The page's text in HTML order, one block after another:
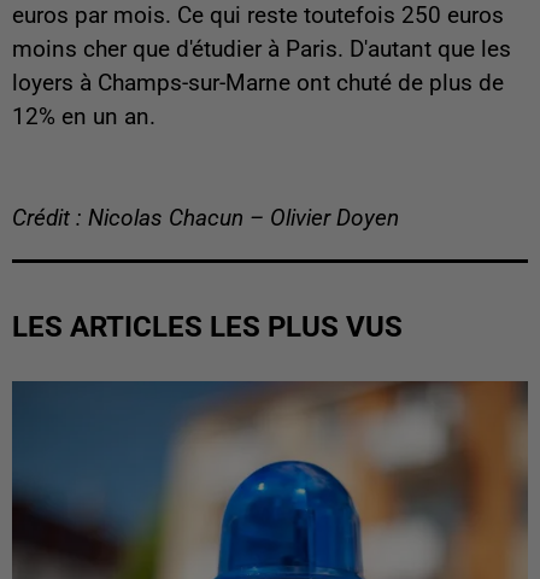
euros par mois. Ce qui reste toutefois 250 euros
moins cher que d'étudier à Paris. D'autant que les
loyers à Champs-sur-Marne ont chuté de plus de
12% en un an.
Crédit : Nicolas Chacun – Olivier Doyen
LES ARTICLES LES PLUS VUS